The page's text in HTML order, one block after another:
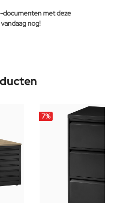
documenten met deze
nog!
7%